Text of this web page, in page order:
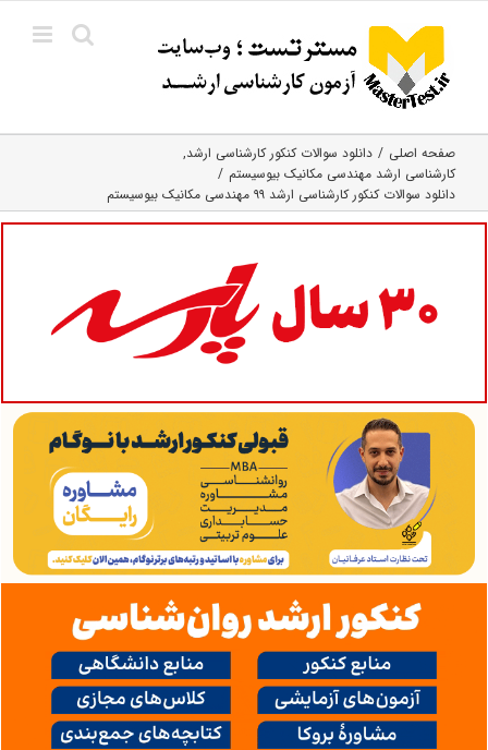
content
صفحه اصلی
دانلود سوالات کنکور کارشناسی ارشد
کارشناسی ارشد مهندسی مکانیک بیوسیستم
دانلود سوالات کنکور کارشناسی ارشد ۹۹ مهندسی مکانیک بیوسیستم